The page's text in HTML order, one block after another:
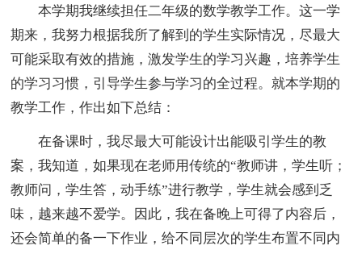
本学期我继续担任二年级的数学教学工作。这一学
期来，我努力根据我所了解到的学生实际情况，尽最大
可能采取有效的措施，激发学生的学习兴趣，培养学生
的学习习惯，引导学生参与学习的全过程。就本学期的
教学工作，作出如下总结：
在备课时，我尽最大可能设计出能吸引学生的教
案，我知道，如果现在老师用传统的“教师讲，学生听；
教师问，学生答，动手练”进行教学，学生就会感到乏
味，越来越不爱学。因此，我在备晚上可得了内容后，
还会简单的备一下作业，给不同层次的学生布置不同内